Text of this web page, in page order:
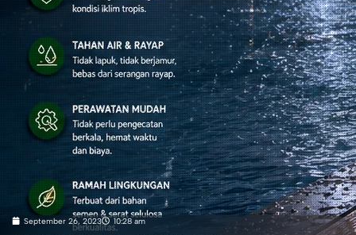
September 26, 2023 10:28 am